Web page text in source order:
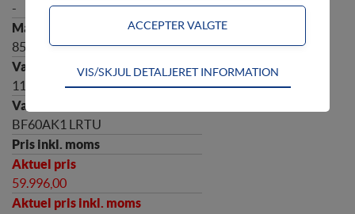
-
851 mm x 417 mm x 1397 mm
110,0 kg
BF60AK1 LRTU
59.996,00
Teknisk
Tekniske cookies er nødvendige for hjemmesidens
adgangskontrol samt indkøbskurv og kan derfor ikke
fravælges
Statistik-cookies bruges til at optimere design,
brugervenlighed og effektiviteten af en hjemmeside.
VIS/SKJUL DETALJERET INFORMATION